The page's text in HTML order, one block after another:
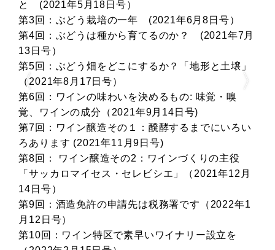
第13回：盛り上がりを見せているテイスティング
第14回：ワイナリーのお金の話その１「ぶどう畑
を準備するには…」
第15回：ワイナリーのお金の話その2「今ある建物
を活用したほうが・・・」
第16回：ワイナリーのお金の話その3「醸造設備は
輸入モノが多いのです」
第17回：ワイナリーのお金の話その4「ワインをつ
くるにはぶどうだけでは足りない」
第18回：ワイナリーのお金の話その5「クラウドフ
ァンディングがもたらす緊張感」
第19回：ワイナリーのお金の話その6「補助金利用
は計画的に」
第20回：まずはソムリエナイフ、使えるようにな
りましょう